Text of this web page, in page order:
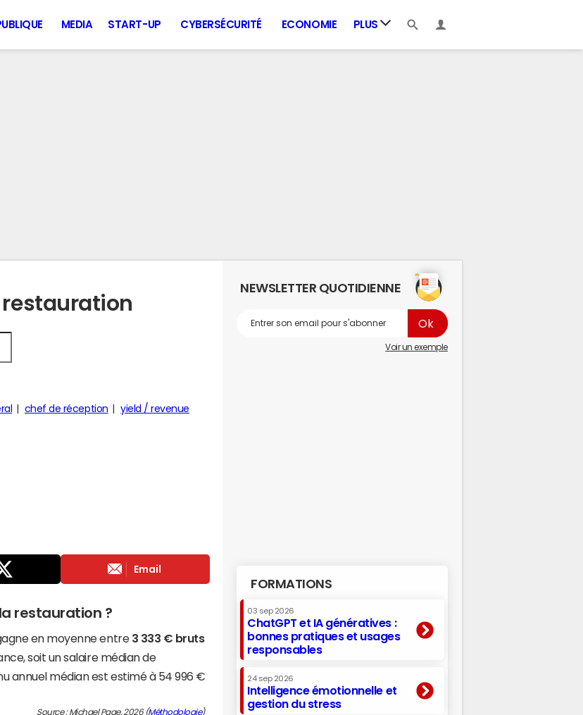
MEDIA START-UP CYBERSÉCURITÉ ECONOMIE PLUS
restauration
chef de réception
yield / revenue
Email
restauration ?
en moyenne entre 3 333 € bruts
soit un salaire médian de
annuel médian est estimé à 54 996 €
Source : Michael Page, 2026 (Méthodologie)
NEWSLETTER QUOTIDIENNE
Voir un exemple
FORMATIONS
03 sep 2026
ChatGPT et IA génératives :
bonnes pratiques et usages
responsables
24 sep 2026
Intelligence émotionnelle et
gestion du stress